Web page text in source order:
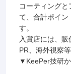
コーティング
て、合計ポイン
す。
入賞店には、
PR、海外視察
▼KeePer技研